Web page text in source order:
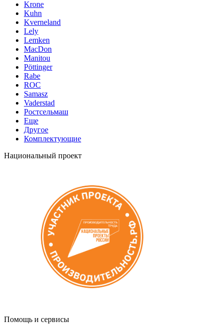
Krone
Kuhn
Kverneland
Lely
Lemken
MacDon
Manitou
Pöttinger
Rabe
ROC
Samasz
Vaderstad
Ростсельмаш
Еще
Другое
Комплектующие
Национальный проект
Помощь и сервисы